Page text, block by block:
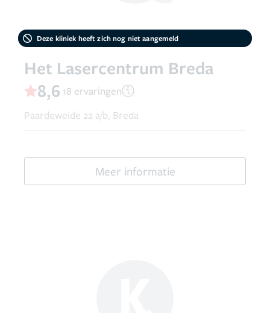
Deze kliniek heeft zich nog niet aangemeld
Het Lasercentrum Breda
8,6 18 ervaringen
Paardeweide 22 a/b, Breda
Meer informatie